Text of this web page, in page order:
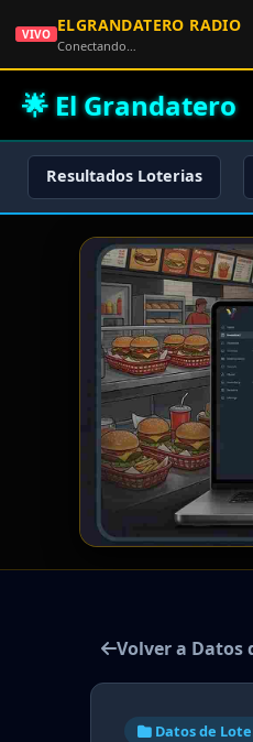
🌟 El Grandatero
Resultados Loterias
Volver a Datos
Datos de
VIVO ELGRANDATERO RADIO
Conectando…